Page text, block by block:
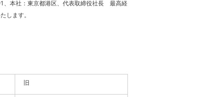
、本社：東京都港区、代表取締役社長 最高経
します。
旧